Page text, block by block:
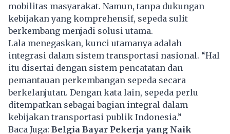
mobilitas masyarakat. Namun, tanpa dukungan
kebijakan yang komprehensif, sepeda sulit
berkembang menjadi solusi utama.
Lala menegaskan, kunci utamanya adalah
integrasi dalam sistem transportasi nasional. “Hal
itu disertai dengan sistem pencatatan dan
pemantauan perkembangan sepeda secara
berkelanjutan. Dengan kata lain, sepeda perlu
ditempatkan sebagai bagian integral dalam
kebijakan transportasi publik Indonesia.”
Baca Juga: Belgia Bayar Pekerja yang Naik